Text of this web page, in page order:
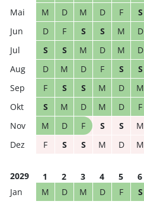
M
D M D F S
D
F S S M D
S
S M D M D
D
M D F S S
F
S S M D M
S
M D M D F
M
D F S S M
F
S S M D M
2029 1 2 3 4 5 6
M
D M D F S